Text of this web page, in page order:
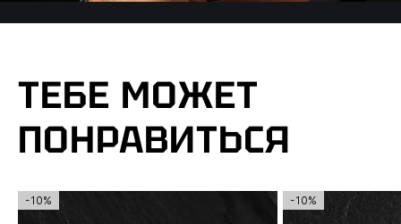
ТЕБЕ МОЖЕТ
ПОНРАВИТЬСЯ
-10% -10%